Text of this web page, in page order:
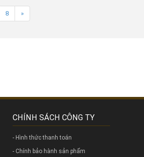
8 »
CHÍNH SÁCH CÔNG TY
- Hình thức thanh toán
- Chính bảo hành sản phẩm